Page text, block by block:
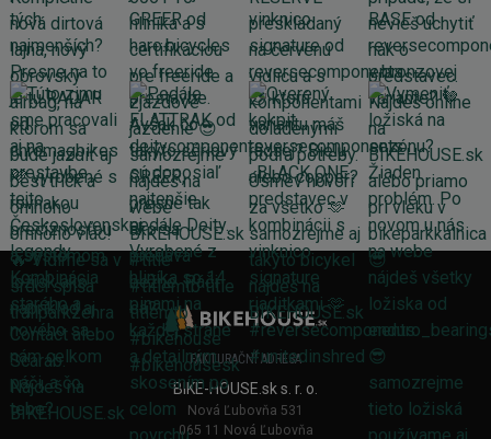
FAKTURAČNÍ ADRESA
BIKE-HOUSE.sk s. r. o.
Nová Ľubovňa 531
065 11 Nová Ľubovňa